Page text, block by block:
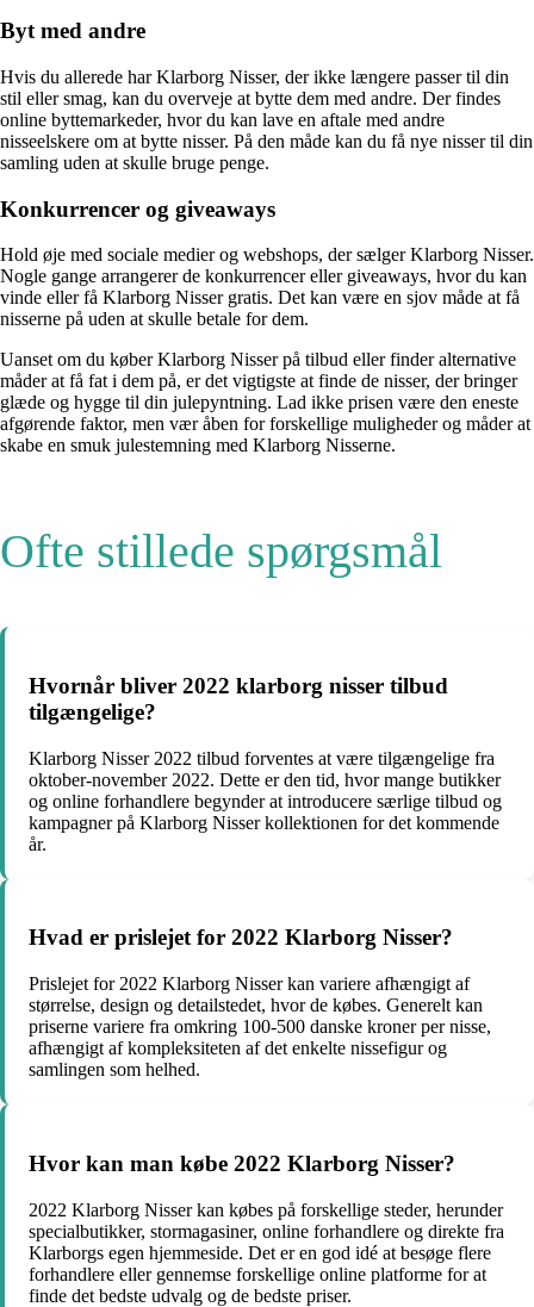
Byt med andre
Hvis du allerede har Klarborg Nisser, der ikke længere passer til din
stil eller smag, kan du overveje at bytte dem med andre. Der findes
online byttemarkeder, hvor du kan lave en aftale med andre
nisseelskere om at bytte nisser. På den måde kan du få nye nisser til din
samling uden at skulle bruge penge.
Konkurrencer og giveaways
Hold øje med sociale medier og webshops, der sælger Klarborg Nisser.
Nogle gange arrangerer de konkurrencer eller giveaways, hvor du kan
vinde eller få Klarborg Nisser gratis. Det kan være en sjov måde at få
nisserne på uden at skulle betale for dem.
Uanset om du køber Klarborg Nisser på tilbud eller finder alternative
måder at få fat i dem på, er det vigtigste at finde de nisser, der bringer
glæde og hygge til din julepyntning. Lad ikke prisen være den eneste
afgørende faktor, men vær åben for forskellige muligheder og måder at
skabe en smuk julestemning med Klarborg Nisserne.
Ofte stillede spørgsmål
Hvornår bliver 2022 klarborg nisser tilbud
tilgængelige?
Klarborg Nisser 2022 tilbud forventes at være tilgængelige fra
oktober-november 2022. Dette er den tid, hvor mange butikker
og online forhandlere begynder at introducere særlige tilbud og
kampagner på Klarborg Nisser kollektionen for det kommende
år.
Hvad er prislejet for 2022 Klarborg Nisser?
Prislejet for 2022 Klarborg Nisser kan variere afhængigt af
størrelse, design og detailstedet, hvor de købes. Generelt kan
priserne variere fra omkring 100-500 danske kroner per nisse,
afhængigt af kompleksiteten af ​​det enkelte nissefigur og
samlingen som helhed.
Hvor kan man købe 2022 Klarborg Nisser?
2022 Klarborg Nisser kan købes på forskellige steder, herunder
specialbutikker, stormagasiner, online forhandlere og direkte fra
Klarborgs egen hjemmeside. Det er en god idé at besøge flere
forhandlere eller gennemse forskellige online platforme for at
finde det bedste udvalg og de bedste priser.